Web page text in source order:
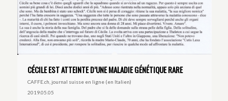
CÉCILE EST ATTEINTE D’UNE MALADIE GÉNÉTIQUE RARE
CAFFE.ch, journal suisse en ligne (en Italien)
2019.05.05